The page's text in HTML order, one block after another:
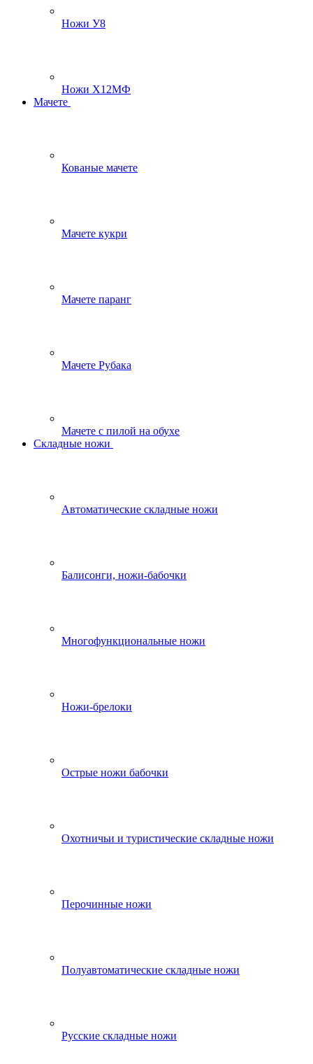
Ножи У8
Ножи Х12МФ
Мачете
Кованые мачете
Мачете кукри
Мачете паранг
Мачете Рубака
Мачете с пилой на обухе
Складные ножи
Автоматические складные ножи
Балисонги, ножи-бабочки
Многофункциональные ножи
Ножи-брелоки
Острые ножи бабочки
Охотничьи и туристические складные ножи
Перочинные ножи
Полуавтоматические складные ножи
Русские складные ножи